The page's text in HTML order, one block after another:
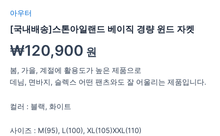
아우터
[국내배송]스톤아일랜드 베이직 경량 윈드 자켓
₩120,900 원
봄, 가을, 계절에 활용도가 높은 제품으로
데님, 면바지, 슬렉스 어떤 팬츠와도 잘 어울리는 제품입니다.
컬러 : 블랙, 화이트
사이즈 : M(95), L(100), XL(105)XXL(110)